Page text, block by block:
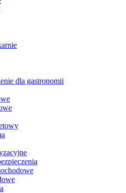
dla gastronomii